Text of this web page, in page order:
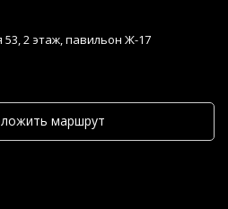
53, 2 этаж, павильон Ж-17
маршрут